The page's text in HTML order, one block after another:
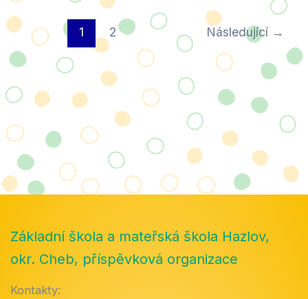
1 2 Následující →
Základní škola a mateřská škola Hazlov,
okr. Cheb, příspěvková organizace
Kontakty: